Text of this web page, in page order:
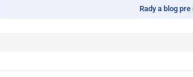
Rady a blog